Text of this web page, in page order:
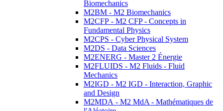
Biomechanics
M2BM - M2 Biomechanics
M2CFP - M2 CFP - Concepts in
Fundamental Physics
M2CPS - Cyber Physical System
M2DS - Data Sciences
M2ENERG - Master 2 Énergie
M2FLUIDS - M2 Fluids - Fluid
Mechanics
M2IGD - M2 IGD - Interaction, Graphic
and Design
M2MDA - M2 MdA - Mathématiques de